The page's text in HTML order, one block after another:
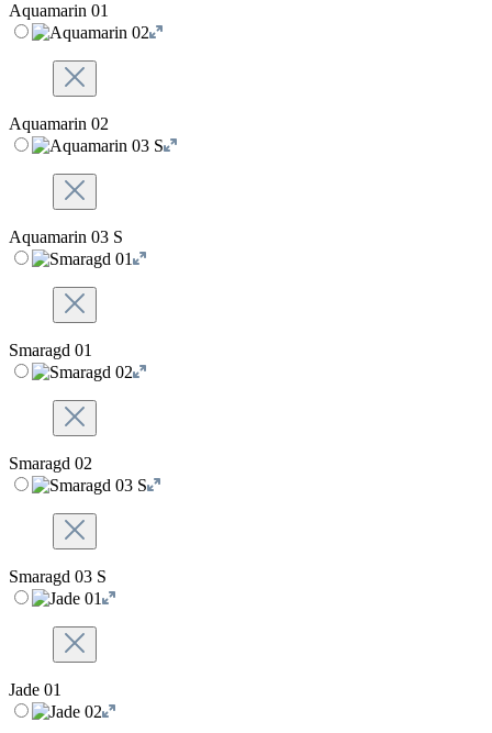
Aquamarin 01
Aquamarin 02
Aquamarin 03 S
Smaragd 01
Smaragd 02
Smaragd 03 S
Jade 01